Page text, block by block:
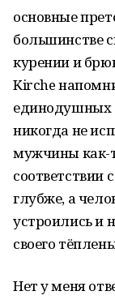
основные
большинстве
курении и
Kirche
единодушных
никогда не
мужчины как-
соответствии
глубже, а
устроились и
своего
Нет у меня